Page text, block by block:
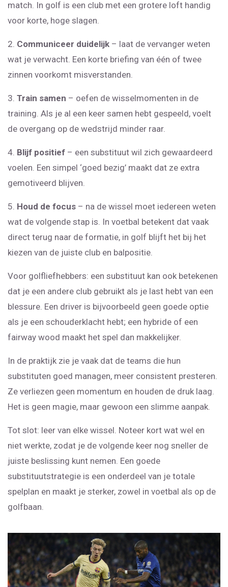
match. In golf is een club met een grotere loft handig
voor korte, hoge slagen.
2. Communiceer duidelijk – laat de vervanger weten
wat je verwacht. Een korte briefing van één of twee
zinnen voorkomt misverstanden.
3. Train samen – oefen de wisselmomenten in de
training. Als je al een keer samen hebt gespeeld, voelt
de overgang op de wedstrijd minder raar.
4. Blijf positief – een substituut wil zich gewaardeerd
voelen. Een simpel ‘goed bezig’ maakt dat ze extra
gemotiveerd blijven.
5. Houd de focus – na de wissel moet iedereen weten
wat de volgende stap is. In voetbal betekent dat vaak
direct terug naar de formatie, in golf blijft het bij het
kiezen van de juiste club en balpositie.
Voor golfliefhebbers: een substituut kan ook betekenen
dat je een andere club gebruikt als je last hebt van een
blessure. Een driver is bijvoorbeeld geen goede optie
als je een schouderklacht hebt; een hybride of een
fairway wood maakt het spel dan makkelijker.
In de praktijk zie je vaak dat de teams die hun
substituten goed managen, meer consistent presteren.
Ze verliezen geen momentum en houden de druk laag.
Het is geen magie, maar gewoon een slimme aanpak.
Tot slot: leer van elke wissel. Noteer kort wat wel en
niet werkte, zodat je de volgende keer nog sneller de
juiste beslissing kunt nemen. Een goede
substituutstrategie is een onderdeel van je totale
spelplan en maakt je sterker, zowel in voetbal als op de
golfbaan.